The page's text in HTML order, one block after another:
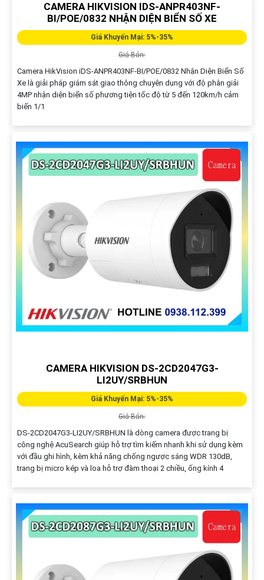
CAMERA HIKVISION IDS-ANPR403NF-
BI/POE/0832 NHẬN DIỆN BIỂN SỐ XE
Giá Khuyến Mại: 5%-35%
Giá Bán:
Camera HikVision iDS-ANPR403NF-BI/POE/0832 Nhận Diện Biển Số
Xe là giải pháp giám sát giao thông chuyên dụng với độ phân giải
4MP nhận diện biển số phương tiện tốc độ từ 5 đến 120km/h cảm
biến 1/1
CAMERA HIKVISION DS-2CD2047G3-
LI2UY/SRBHUN
Giá Khuyến Mại: 5%-35%
Giá Bán:
DS-2CD2047G3-LI2UY/SRBHUN là dòng camera được trang bị
công nghệ AcuSearch giúp hỗ trợ tìm kiếm nhanh khi sử dụng kèm
với đầu ghi hình, kèm khả năng chống ngược sáng WDR 130dB,
trang bị micro kép và loa hỗ trợ đàm thoại 2 chiều, ống kính 4